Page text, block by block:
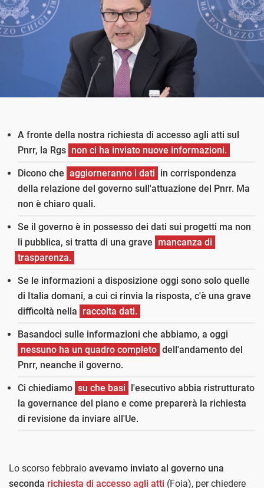
A fronte della nostra richiesta di accesso agli atti sul
Pnrr, la Rgs non ci ha inviato nuove informazioni.
Dicono che aggiorneranno i dati in corrispondenza
della relazione del governo sull'attuazione del Pnrr. Ma
non è chiaro quali.
Se il governo è in possesso dei dati sui progetti ma non
li pubblica, si tratta di una grave mancanza di
trasparenza.
Se le informazioni a disposizione oggi sono solo quelle
di Italia domani, a cui ci rinvia la risposta, c'è una grave
difficoltà nella raccolta dati.
Basandoci sulle informazioni che abbiamo, a oggi
nessuno ha un quadro completo dell'andamento del
Pnrr, neanche il governo.
Ci chiediamo su che basi l'esecutivo abbia ristrutturato
la governance del piano e come preparerà la richiesta
di revisione da inviare all'Ue.
Lo scorso febbraio avevamo inviato al governo una
seconda richiesta di accesso agli atti (Foia), per chiedere